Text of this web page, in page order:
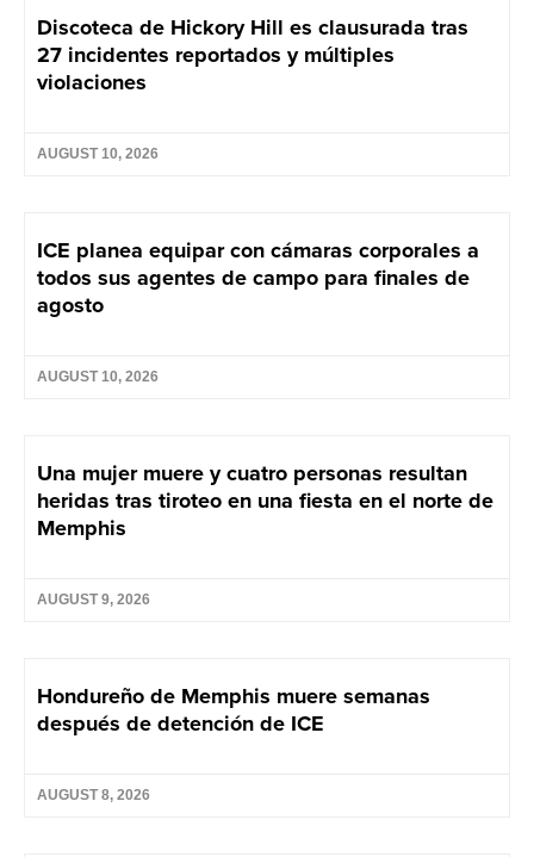
Discoteca de Hickory Hill es clausurada tras
27 incidentes reportados y múltiples
violaciones
AUGUST 10, 2026
ICE planea equipar con cámaras corporales a
todos sus agentes de campo para finales de
agosto
AUGUST 10, 2026
Una mujer muere y cuatro personas resultan
heridas tras tiroteo en una fiesta en el norte de
Memphis
AUGUST 9, 2026
Hondureño de Memphis muere semanas
después de detención de ICE
AUGUST 8, 2026